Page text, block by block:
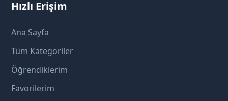
Hızlı Erişim
Ana Sayfa
Tüm Kategoriler
Öğrendiklerim
Favorilerim